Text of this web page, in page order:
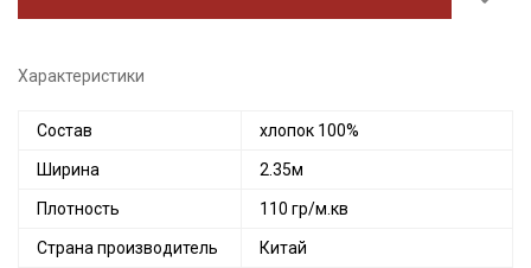
Характеристики
Состав хлопок 100%
Ширина 2.35м
Плотность 110 гр/м.кв
Страна производитель Китай